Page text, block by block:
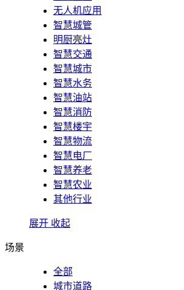
无人机应用
智慧城管
明厨亮灶
智慧交通
智慧城市
智慧水务
智慧油站
智慧消防
智慧楼宇
智慧物流
智慧电厂
智慧养老
智慧农业
其他行业
展开 收起
场景
全部
城市道路